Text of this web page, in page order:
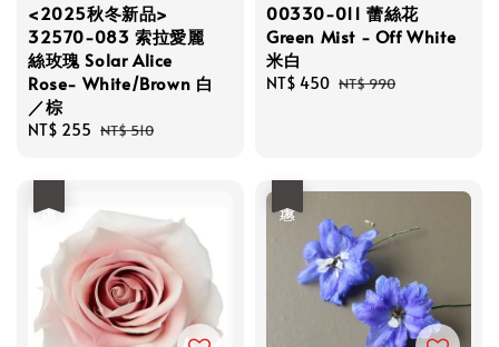
<2025秋冬新品>
32570-083 索拉愛麗
絲玫瑰 Solar Alice
Rose- White/Brown 白
／棕
Sale
NT$ 255 Regular
NT$ 510
00330-011 蕾絲花
Green Mist - Off White
米白
Sale
NT$ 450 Regular
NT$ 990